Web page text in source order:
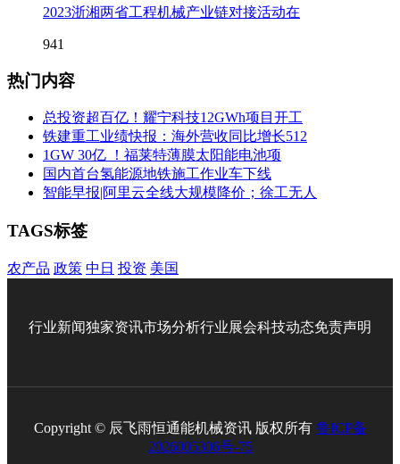
2023浙湘两省工程机械产业链对接活动在
941
热门内容
总投资超百亿！耀宁科技12GWh项目开工
铁建重工业绩快报：海外营收同比增长512
1GW 30亿 ！福莱特薄膜太阳能电池项
国内首台氢能源地铁施工作业车下线
智能早报|阿里云全线大规模降价；徐工无人
TAGS标签
农产品 政策 中日 投资 美国
行业新闻独家资讯市场分析行业展会科技动态免责声明
Copyright © 辰飞雨恒通能机械资讯 版权所有 鲁ICP备
2026005306号-75